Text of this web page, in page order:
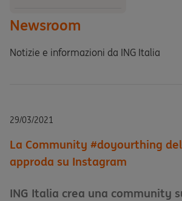
Newsroom
Notizie e informazioni da ING Italia
29/03/2021
La Community #doyourthing
approda su Instagram
ING Italia crea una community